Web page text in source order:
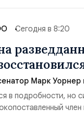
Сегодня в 8:20
Марк
в подробности, но